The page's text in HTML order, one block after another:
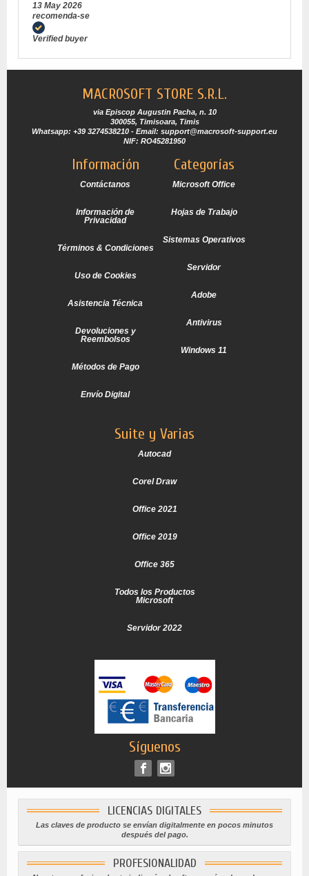
13 May 2026
recomenda-se
Verified buyer
MACROSOFT STORE S.R.L.
via Episcop Augustin Pacha, n. 10
300055, Timisoara, Timis
Whatsapp: +39 3274538210 - Email: support@macrosoft-support.eu
NIF: RO45281950
Información
Contáctanos
Información de
Privacidad
Términos & Condiciones
Uso de Cookies
Asistencia Técnica
Devoluciones y
Reembolsos
Métodos de Pago
Envío Digital
Categorías
Microsoft Office
Hojas de Trabajo
Sistemas Operativos
Servidor
Adobe
Antivirus
Windows 11
Suite y Varias
Autocad
Corel Draw
Office 2021
Office 2019
Office 365
Todos los Productos
Microsoft
Servidor 2022
Síguenos
LICENCIAS DIGITALES
Las claves de producto se envían digitalmente en pocos minutos
después del pago.
PROFESIONALIDAD